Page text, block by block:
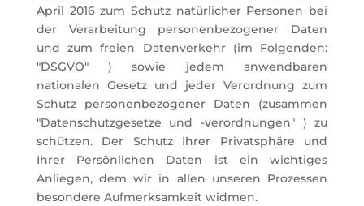
April 2016 zum Schutz natürlicher Personen bei
der Verarbeitung personenbezogener Daten
und zum freien Datenverkehr (im Folgenden:
"DSGVO" ) sowie jedem anwendbaren
nationalen Gesetz und jeder Verordnung zum
Schutz personenbezogener Daten (zusammen
"Datenschutzgesetze und -verordnungen" ) zu
schützen. Der Schutz Ihrer Privatsphäre und
Ihrer Persönlichen Daten ist ein wichtiges
Anliegen, dem wir in allen unseren Prozessen
besondere Aufmerksamkeit widmen.